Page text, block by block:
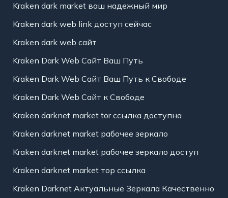
Kraken dark market ваш надежный мир
Kraken dark web link доступ сейчас
Kraken dark web сайт
Kraken Dark Web Сайт Ваш Путь
Kraken Dark Web Сайт Ваш Путь к Свободе
Kraken Dark Web Сайт к Свободе
Kraken darknet market tor ссылка доступна
Kraken darknet market рабочее зеркало
Kraken darknet market рабочее зеркало доступ
Kraken darknet market тор ссылка
Kraken Darknet Актуальные Зеркала Качественно